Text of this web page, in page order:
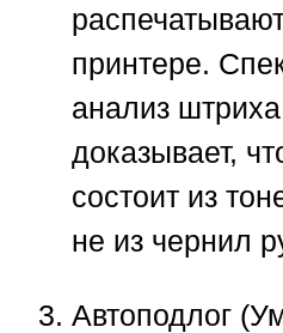
принтере.
анализ
доказывает,
состоит из
не из чернил
Автоподлог